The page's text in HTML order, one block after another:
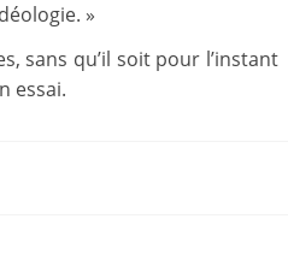
»
sans qu’il soit pour l’instant
essai.